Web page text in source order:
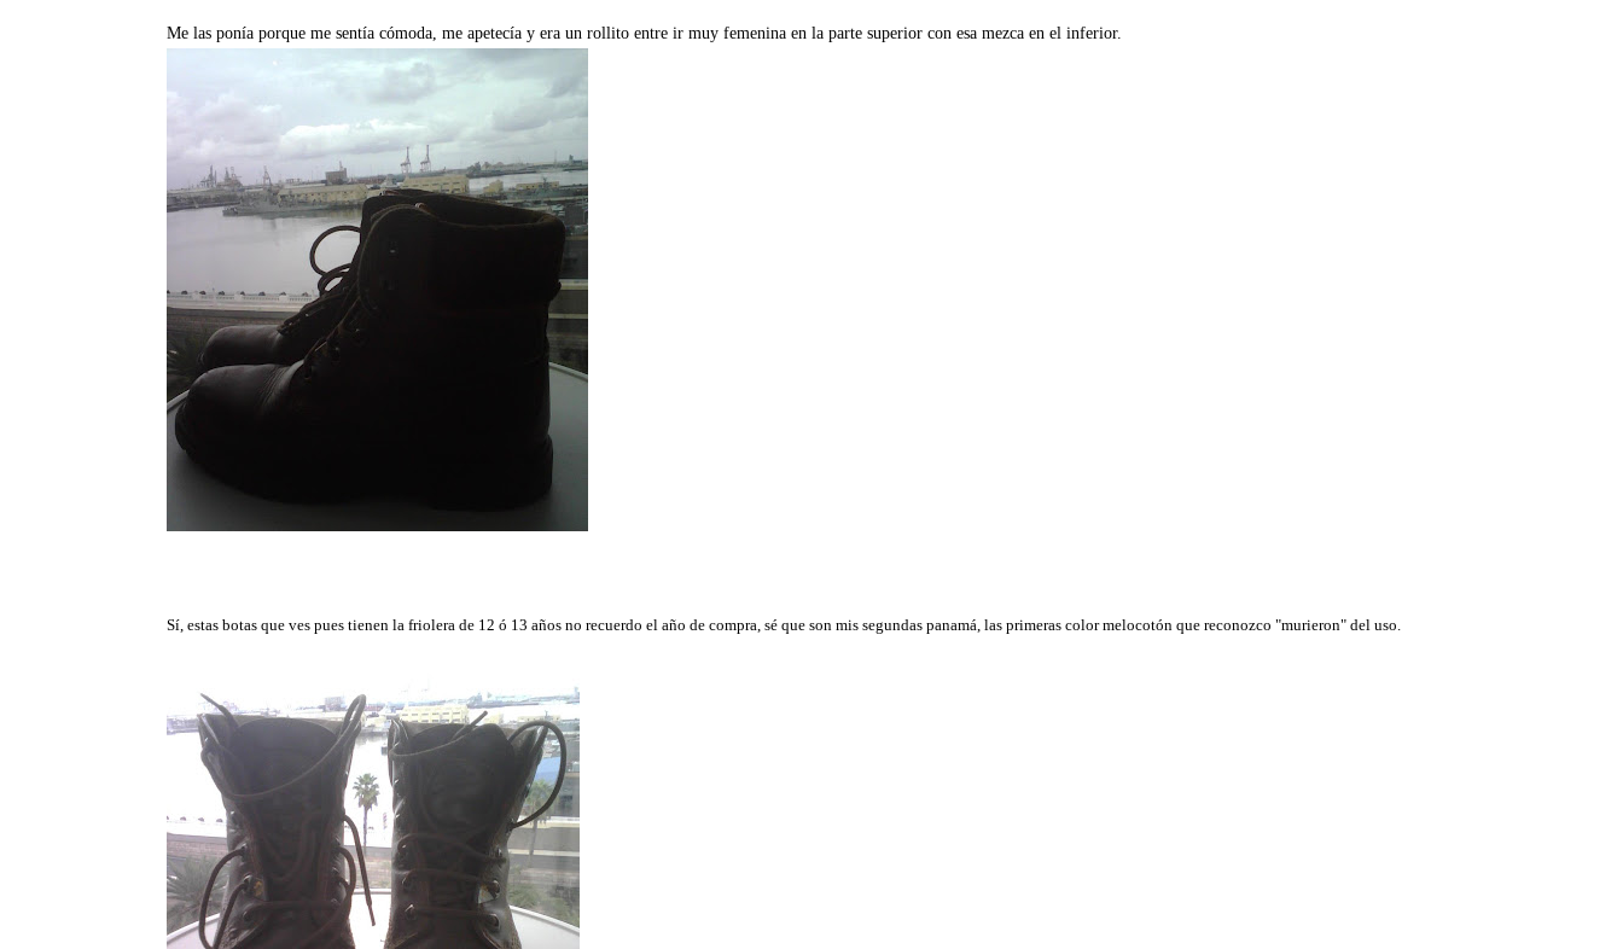
Me las ponía porque me sentía cómoda, me apetecía y era un rollito entre ir muy femenina en la parte superior con esa mezca en el inferior.
Sí, estas botas que ves pues tienen la friolera de 12 ó 13 años no recuerdo el año de compra, sé que son mis segundas panamá, las primeras color melocotón que reconozco "murieron" del uso.